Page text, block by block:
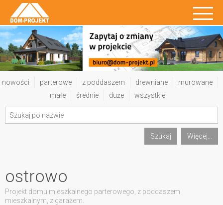
nowości parterowe z poddaszem drewniane
murowane
małe
średnie duże wszystkie
Szukaj Więcej...
ostrowo
Projekt domu mieszkalnego parterowego, z poddaszem
mieszkalnym, z garażem.